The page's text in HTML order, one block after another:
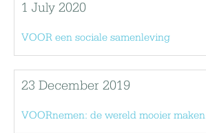
1 July 2020
VOOR een sociale samenleving
23 December 2019
VOORnemen: de wereld mooier maken